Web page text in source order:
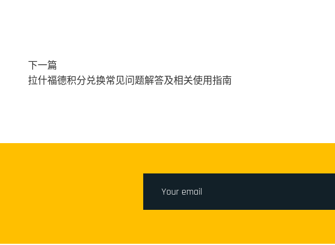
下一篇
拉什福德积分兑换常见问题解答及相关使用指南